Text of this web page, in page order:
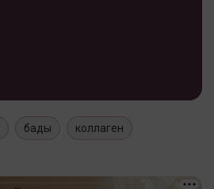
бады коллаген